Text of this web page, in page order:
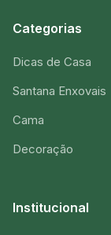
Categorias
Dicas de Casa
Santana Enxovais
Cama
Decoração
Institucional